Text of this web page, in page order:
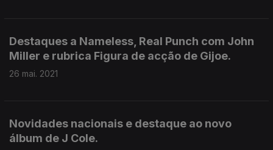
Destaques a Nameless, Real Punch com John
Miller e rubrica Figura de acção de Gijoe.
26 mai. 2021
Novidades nacionais e destaque ao novo
álbum de J Cole.